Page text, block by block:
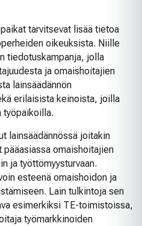
tarvitsevat lisää tietoa
oikeuksista. Niille
tiedotuskampanja, jolla
ja omaishoitajien
lainsäädännön
erilaisista keinoista, joilla
työpaikoilla.
lainsäädännössä joitakin
omaishoitajien
ja työttömyysturvaan.
esteenä omaishoidon ja
Lain tulkintoja sen
esimerkiksi TE-toimistoissa,
työmarkkinoiden